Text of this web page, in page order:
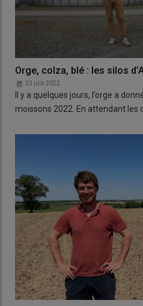
Orge, colza, blé : les silos
23 juin 2022
Il y a quelques jours, l’orge a
moissons 2022. En attendant les